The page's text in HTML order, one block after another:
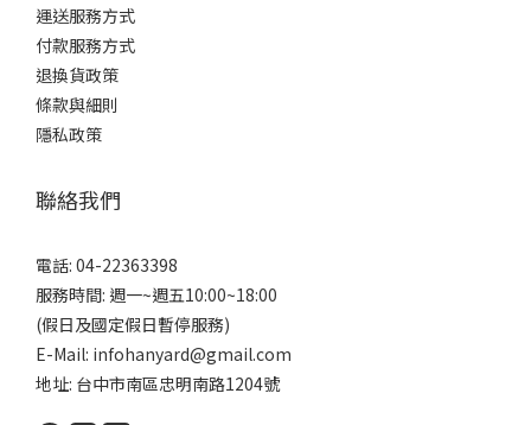
運送服務方式
付款服務方式
退換貨政策
條款與細則
隱私政策
聯絡我們
電話: 04-22363398
服務時間: 週一~週五10:00~18:00
(假日及國定假日暫停服務)
E-Mail: infohanyard@gmail.com
地址: 台中市南區忠明南路1204號